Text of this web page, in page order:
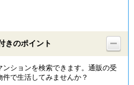
件特集から
きのポイント
ションを検索できます。通販の受
で生活してみませんか？